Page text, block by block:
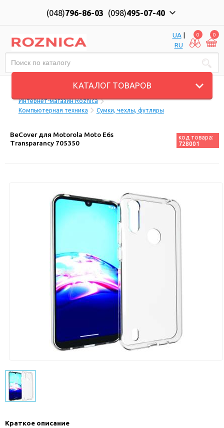
(048)796-86-03 (098)495-07-40
UA|
RU
0 0
КАТАЛОГ ТОВАРОВ
Интернет-магазин Roznica
Компьютерная техника
Сумки, чехлы, футляры
BeCover для Motorola Moto E6s
Transparancy 705350
код товара:
728001
Краткое описание